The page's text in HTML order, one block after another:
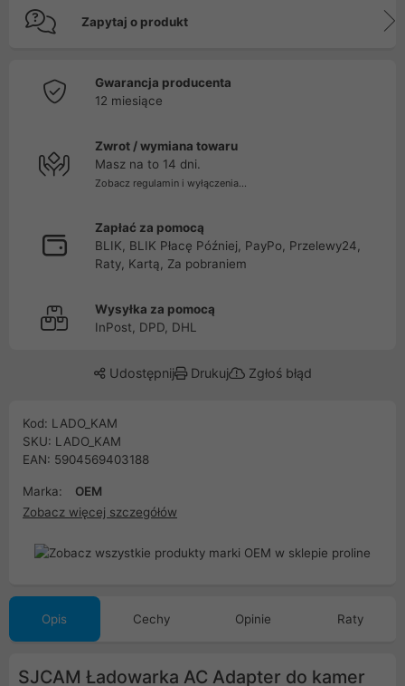
Zapytaj o produkt
Gwarancja producenta
12 miesiące
Zwrot / wymiana towaru
Masz na to 14 dni.
Zobacz regulamin i wyłączenia...
Zapłać za pomocą
BLIK, BLIK Płacę Później, PayPo, Przelewy24,
Raty, Kartą, Za pobraniem
Wysyłka za pomocą
InPost, DPD, DHL
Udostępnij Drukuj Zgłoś błąd
Kod: LADO_KAM
SKU: LADO_KAM
EAN: 5904569403188
Marka:
OEM
Zobacz więcej szczegółów
Opis Cechy Opinie Raty
SJCAM Ładowarka AC Adapter do kamer